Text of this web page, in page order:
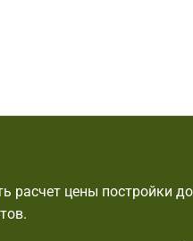
расчет цены постройки